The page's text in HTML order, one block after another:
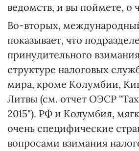
ведомств, и вы поймете, о
Во-вторых,
показывает, что
принудительного
структуре налоговых
мира, кроме Колумбии,
Литвы (см. отчет ОЭСР
2015"). РФ и Колумбия,
очень специфические
вопросами взимания